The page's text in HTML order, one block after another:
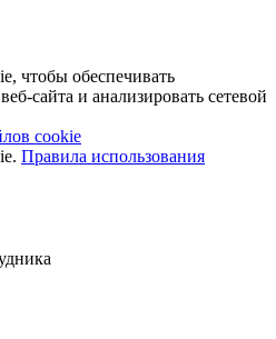
чтобы обеспечивать
сайта и анализировать сетевой
cookie
Правила использования